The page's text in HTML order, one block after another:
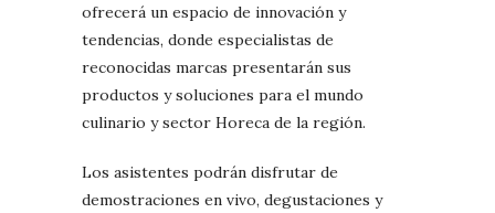
ofrecerá un espacio de innovación y
tendencias, donde especialistas de
reconocidas marcas presentarán sus
productos y soluciones para el mundo
culinario y sector Horeca de la región.
Los asistentes podrán disfrutar de
demostraciones en vivo, degustaciones y